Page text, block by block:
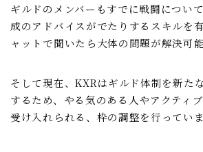
ギルドのメンバーもすでに戦闘につい
成のアドバイスがでたりするスキルを
ャットで聞いたら大体の問題が解決可能
そして現在、KXRはギルド体制を新た
するため、やる気のある人やアクティ
受け入れられる、枠の調整を行っていま